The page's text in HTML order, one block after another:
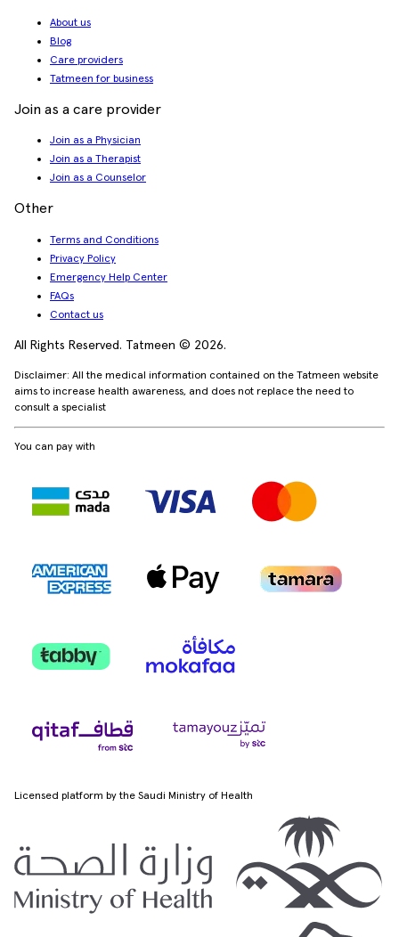
About us
Blog
Care providers
Tatmeen for business
Join as a care provider
Join as a Physician
Join as a Therapist
Join as a Counselor
Other
Terms and Conditions
Privacy Policy
Emergency Help Center
FAQs
Contact us
All Rights Reserved. Tatmeen © 2026.
Disclaimer: All the medical information contained on the Tatmeen website
aims to increase health awareness, and does not replace the need to
consult a specialist
You can pay with
Licensed platform by the Saudi Ministry of Health